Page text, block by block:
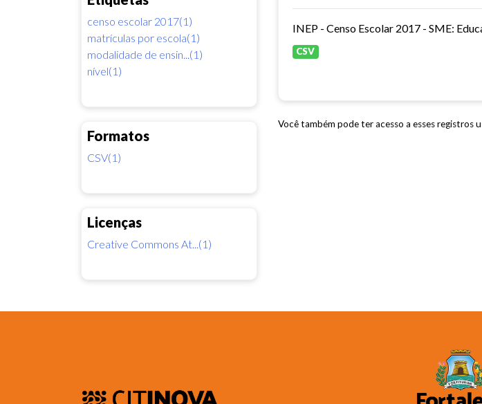
censo escolar 2017(1)
matrículas por escola(1)
modalidade de ensin...(1)
nível(1)
Formatos
CSV(1)
Licenças
Creative Commons At...(1)
INEP - Censo Escolar 2017 - SME:
CSV
Você também pode ter acesso a esses registros